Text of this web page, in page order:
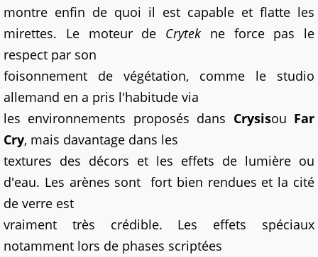
montre enfin de quoi il est capable et flatte les
mirettes. Le moteur de Crytek ne force pas le
respect par son
foisonnement de végétation, comme le studio
allemand en a pris l'habitude via
les environnements proposés dans Crysisou Far
Cry, mais davantage dans les
textures des décors et les effets de lumière ou
d'eau. Les arènes sont fort bien rendues et la cité
de verre est
vraiment très crédible. Les effets spéciaux
notamment lors de phases scriptées